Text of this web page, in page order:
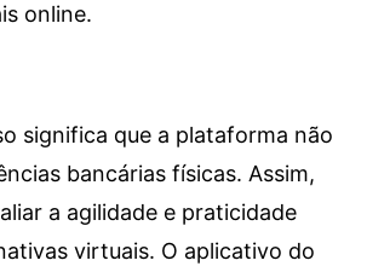
online.
significa que a plataforma não
bancárias físicas. Assim,
a agilidade e praticidade
virtuais. O aplicativo do